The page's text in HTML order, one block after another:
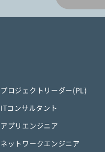
プロジェクトリーダー(PL)
ITコンサルタント
アプリエンジニア
ネットワークエンジニア